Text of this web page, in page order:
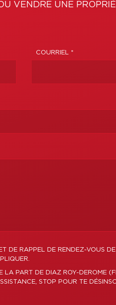
VENDRE UNE
COURRIEL *
DE RAPPEL DE RENDEZ-VOUS
LA PART DE DIAZ ROY-DEROME
STOP POUR TE